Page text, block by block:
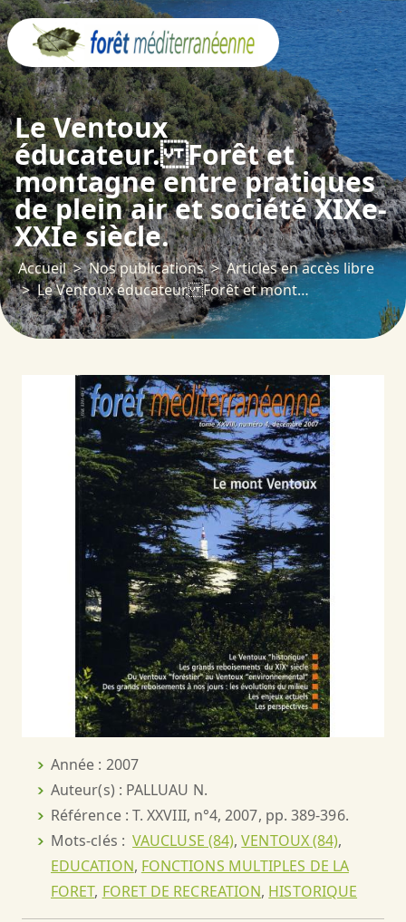
Le Ventoux
éducateur. Forêt et
montagne entre pratiques
de plein air et société XIXe-
XXIe siècle.
Accueil Nos publications
Articles en accès libre
Le Ventoux éducateur. Forêt et montagne entre pratiques de plein air et société XIXe-XXIe siècle.
Année : 2007
Auteur(s) : PALLUAU N.
Référence : T. XXVIII, n°4, 2007, pp. 389-396.
Mots-clés :VAUCLUSE (84),VENTOUX (84),
EDUCATION, FONCTIONS MULTIPLES DE LA
FORET, FORET DE RECREATION, HISTORIQUE
Panneau de gestion des cookies